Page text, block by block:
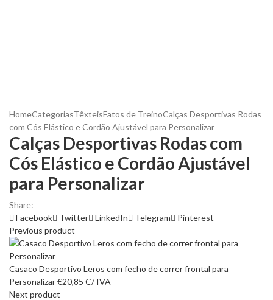
HomeCategoriasTêxteisFatos de TreinoCalças Desportivas Rodas
com Cós Elástico e Cordão Ajustável para Personalizar
Calças Desportivas Rodas com
Cós Elástico e Cordão Ajustável
para Personalizar
Share:
Facebook
Twitter LinkedIn Telegram
Pinterest
Previous product
Casaco Desportivo Leros com fecho de correr frontal para
Personalizar€20,85 C/ IVA
Next product